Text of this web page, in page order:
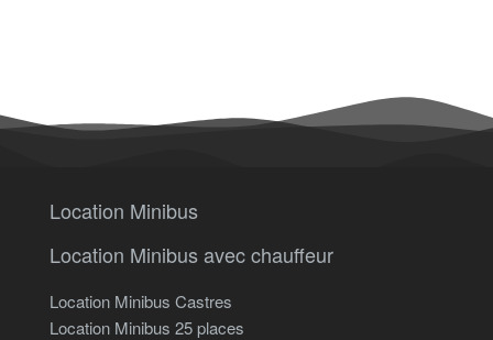
Location Minibus
Location Minibus avec chauffeur
Location Minibus Castres
Location Minibus 25 places